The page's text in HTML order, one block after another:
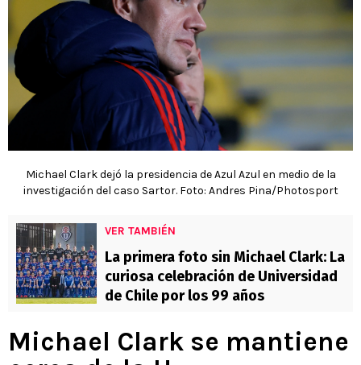
Michael Clark dejó la presidencia de Azul Azul en medio de la
investigación del caso Sartor. Foto: Andres Pina/Photosport
VER TAMBIÉN
La primera foto sin Michael Clark: La
curiosa celebración de Universidad
de Chile por los 99 años
Michael Clark se mantiene